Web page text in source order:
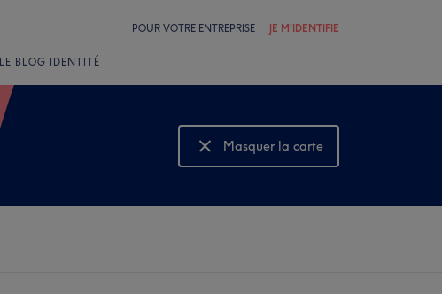
POUR VOTRE ENTREPRISE JE M'IDENTIFIE
LE BLOG IDENTITÉ
Masquer la carte
Montrer la carte